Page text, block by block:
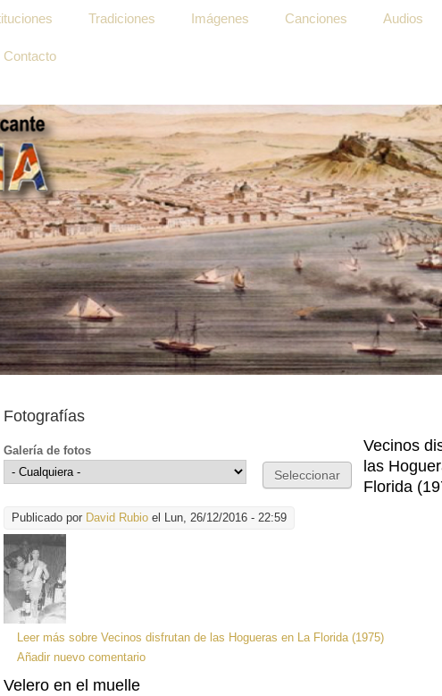
Tradiciones Imágenes Canciones Audios
Contacto
Fotografías
Galería de fotos
Vecinos
las
Florida
Publicado por David Rubio el Lun, 26/12/2016 - 22:59
Leer más sobre Vecinos disfrutan de las Hogueras en La Florida (1975)
Añadir nuevo comentario
Velero en el muelle